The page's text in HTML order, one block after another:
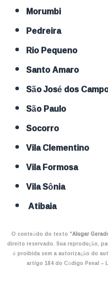
Morumbi
Pedreira
Rio Pequeno
Santo Amaro
São José dos
São Paulo
Socorro
Vila Clementino
Vila Formosa
Vila Sônia
Atibaia
O conteúdo do texto "Alugar
direito reservado. Sua reprodução,
é proibida sem a autorização do
artigo 184 do Código Penal –